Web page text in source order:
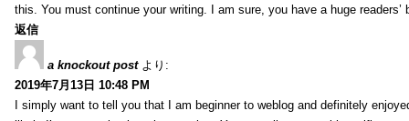
this. You must continue your writing. I am sure, you have a huge readers’
返信
a knockout post より:
2019年7月13日 10:48 PM
I simply want to tell you that I am beginner to weblog and definitely